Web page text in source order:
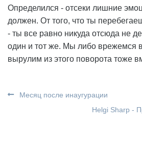
Определился - отсеки лишние
должен. От того, что ты
- ты все равно никуда отсюда не
один и тот же. Мы либо врежемся
вырулим из этого поворота тоже
Месяц после инаугурации
Helgi Sharp -